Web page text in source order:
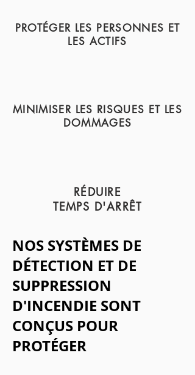
PROTÉGER LES PERSONNES ET
LES ACTIFS
MINIMISER LES RISQUES ET LES
DOMMAGES
RÉDUIRE
TEMPS D'ARRÊT
NOS SYSTÈMES DE
DÉTECTION ET DE
SUPPRESSION
D'INCENDIE SONT
CONÇUS POUR
PROTÉGER